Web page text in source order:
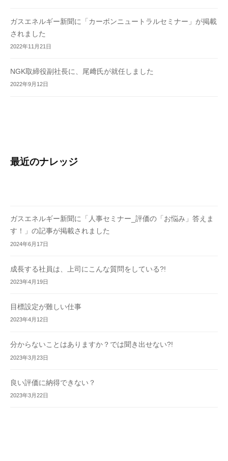
ガスエネルギー新聞に「カーボンニュートラルセミナー」が掲載
されました
2022年11月21日
NGK取締役副社長に、尾﨑氏が就任しました
2022年9月12日
最近のナレッジ
ガスエネルギー新聞に「人事セミナー_評価の「お悩み」答えま
す！」の記事が掲載されました
2024年6月17日
成長する社員は、上司にこんな質問をしている?!
2023年4月19日
目標設定が難しい仕事
2023年4月12日
分からないことはありますか？では聞き出せない?!
2023年3月23日
良い評価に納得できない？
2023年3月22日